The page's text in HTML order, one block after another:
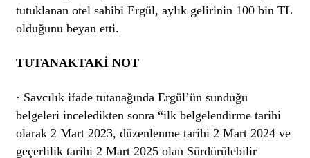
tutuklanan otel sahibi Ergül, aylık gelirinin 100 bin TL
olduğunu beyan etti.
TUTANAKTAKİ NOT
· Savcılık ifade tutanağında Ergül’ün sunduğu
belgeleri inceledikten sonra “ilk belgelendirme tarihi
olarak 2 Mart 2023, düzenlenme tarihi 2 Mart 2024 ve
geçerlilik tarihi 2 Mart 2025 olan Sürdürülebilir